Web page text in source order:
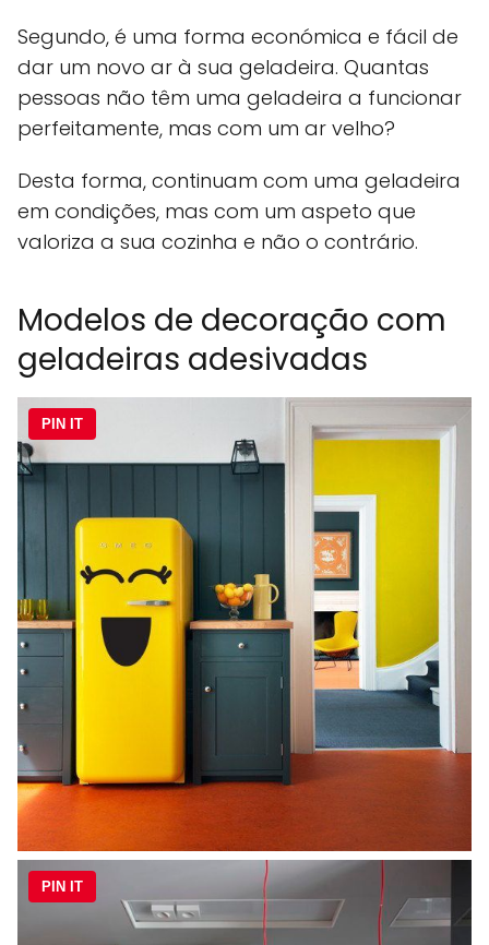
Segundo, é uma forma económica e fácil de
dar um novo ar à sua geladeira. Quantas
pessoas não têm uma geladeira a funcionar
perfeitamente, mas com um ar velho?
Desta forma, continuam com uma geladeira
em condições, mas com um aspeto que
valoriza a sua cozinha e não o contrário.
Modelos de decoração com
geladeiras adesivadas
PIN IT
PIN IT